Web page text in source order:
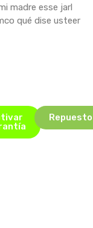
madre esse jarl
qué dise usteer